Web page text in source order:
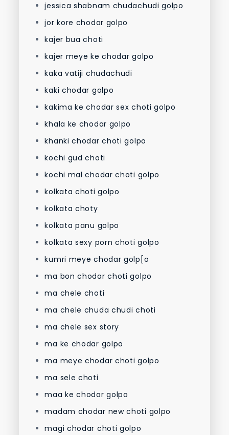
jessica shabnam chudachudi golpo
jor kore chodar golpo
kajer bua choti
kajer meye ke chodar golpo
kaka vatiji chudachudi
kaki chodar golpo
kakima ke chodar sex choti golpo
khala ke chodar golpo
khanki chodar choti golpo
kochi gud choti
kochi mal chodar choti golpo
kolkata choti golpo
kolkata choty
kolkata panu golpo
kolkata sexy porn choti golpo
kumri meye chodar golp[o
ma bon chodar choti golpo
ma chele choti
ma chele chuda chudi choti
ma chele sex story
ma ke chodar golpo
ma meye chodar choti golpo
ma sele choti
maa ke chodar golpo
madam chodar new choti golpo
magi chodar choti golpo